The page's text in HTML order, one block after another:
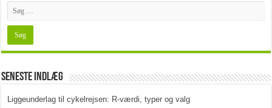
Seneste indlæg
Liggeunderlag til cykelrejsen: R-værdi, typer og valg